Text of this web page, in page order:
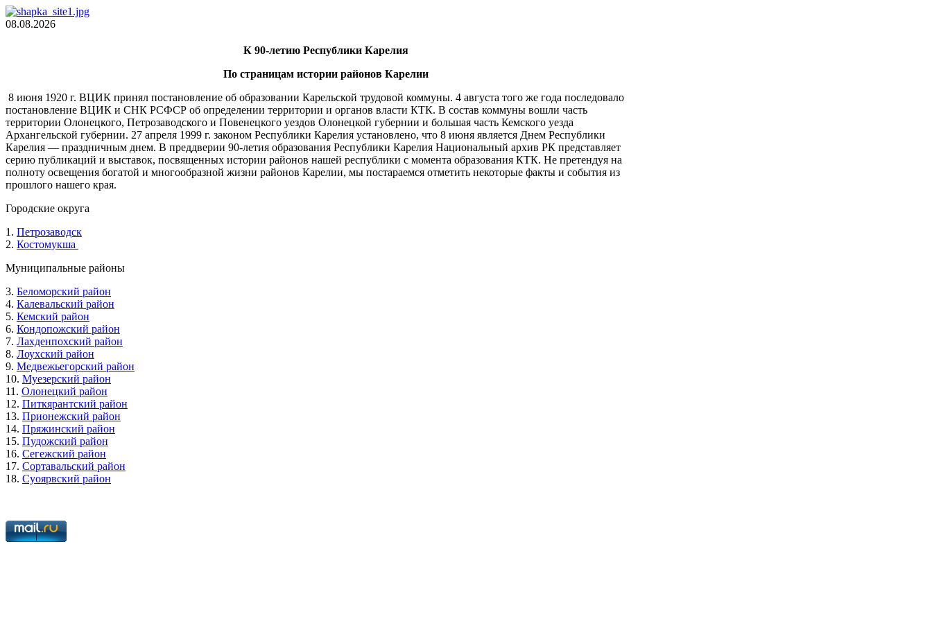
08.08.2026
К 90-летию Республики Карелия
По страницам истории районов Карелии
8 июня 1920 г. ВЦИК принял постановление об образовании Карельской трудовой коммуны. 4 августа того же года последовало
постановление ВЦИК и СНК РСФСР об определении территории и органов власти КТК. В состав коммуны вошли часть
территории Олонецкого, Петрозаводского и Повенецкого уездов Олонецкой губернии и большая часть Кемского уезда
Архангельской губернии. 27 апреля 1999 г. законом Республики Карелия установлено, что 8 июня является Днем Республики
Карелия — праздничным днем. В преддверии 90-летия образования Республики Карелия Национальный архив РК представляет
серию публикаций и выставок, посвященных истории районов нашей республики с момента образования КТК. Не претендуя на
полноту освещения богатой и многообразной жизни районов Карелии, мы постараемся отметить некоторые факты и события из
прошлого нашего края.
Городские округа
1. Петрозаводск
2. Костомукша
Муниципальные районы
3. Беломорский район
4. Калевальский район
5. Кемский район
6. Кондопожский район
7. Лахденпохский район
8. Лоухский район
9. Медвежьегорский район
10. Муезерский район
11. Олонецкий район
12. Питкярантский район
13. Прионежский район
14. Пряжинский район
15. Пудожский район
16. Сегежский район
17. Сортавальский район
18. Суоярвский район